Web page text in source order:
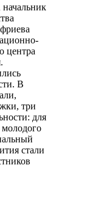
начальник
центра
В
три
для
молодого
стали